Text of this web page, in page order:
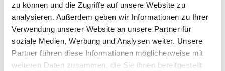
zu können und die Zugriffe auf unsere Website zu
analysieren. Außerdem geben wir Informationen zu Ihrer
Verwendung unserer Website an unsere Partner für
soziale Medien, Werbung und Analysen weiter. Unsere
Partner führen diese Informationen möglicherweise mit
weiteren Daten zusammen, die Sie ihnen bereitgestellt